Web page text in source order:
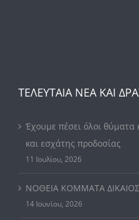
ΤΕΛΕΥΤΑΙΑ ΝΕΑ ΚΑΙ
Έχουμε πέσει όλοι θύματα
και εσχάτης προδοσίας
11 Ιουλίου, 2026
ΝΟΘΕΙΑ ΚΟΜΜΑΤΑ
14 Ιουνίου, 2026